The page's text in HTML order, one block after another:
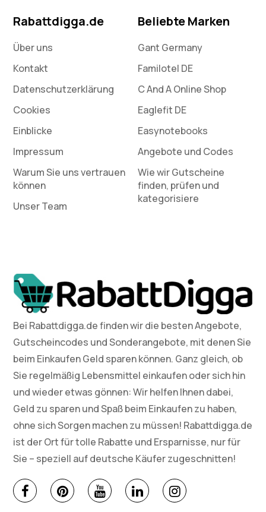
Rabattdigga.de
Über uns
Kontakt
Datenschutz­erklärung
Cookies
Einblicke
Impressum
Warum Sie uns vertrauen
können
Unser Team
Beliebte Marken
Gant Germany
Familotel DE
C And A Online Shop
Eaglefit DE
Easynotebooks
Angebote und Codes
Wie wir Gutscheine
finden, prüfen und
kategorisiere
Bei Rabattdigga.de finden wir die besten Angebote,
Gutscheincodes und Sonderangebote, mit denen Sie
beim Einkaufen Geld sparen können. Ganz gleich, ob
Sie regelmäßig Lebensmittel einkaufen oder sich hin
und wieder etwas gönnen: Wir helfen Ihnen dabei,
Geld zu sparen und Spaß beim Einkaufen zu haben,
ohne sich Sorgen machen zu müssen! Rabattdigga.de
ist der Ort für tolle Rabatte und Ersparnisse, nur für
Sie – speziell auf deutsche Käufer zugeschnitten!